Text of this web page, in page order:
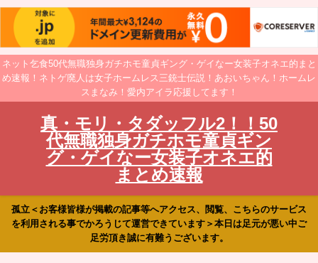
ネット乞食50代無職独身ガチホモ童貞ギング・ゲイなー女装子オネエ的まと
め速報！ネトゲ廃人は女子ホームレス三銃士伝説！あおいちゃん！ホームレ
スまなみ！愛内アイラ応援してます！
真・モリ・タダッフル2！！50
代無職独身ガチホモ童貞ギン
グ・ゲイなー女装子オネエ的
まとめ速報
孤立＜お客様皆様が掲載の記事等へアクセス、閲覧、こちらのサービス
を利用される事でかろうじて運営できています＞本日は足元が悪い中ご
足労頂き誠に有難うございます。